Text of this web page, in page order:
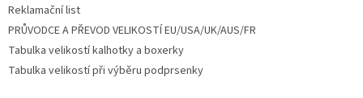
Reklamační list
PRŮVODCE A PŘEVOD VELIKOSTÍ EU/USA/UK/AUS/FR
Tabulka velikostí kalhotky a boxerky
Tabulka velikostí při výběru podprsenky